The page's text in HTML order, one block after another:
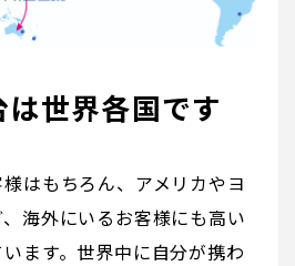
世界各国です
はもちろん、アメリカやヨ
海外にいるお客様にも高い
ます。世界中に自分が携わ